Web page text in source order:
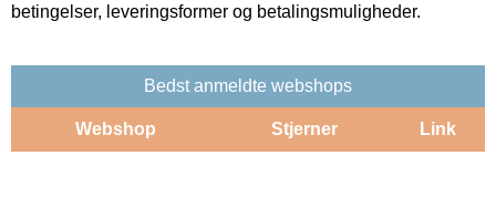
betingelser, leveringsformer og betalingsmuligheder.
Bedst anmeldte webshops
Webshop Stjerner Link